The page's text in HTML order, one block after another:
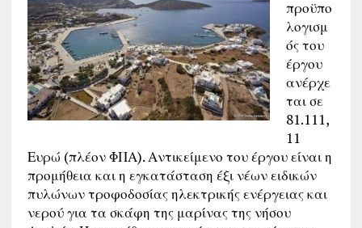
προϋπο
λογισμ
ός του
έργου
ανέρχε
ται σε
81.111,
11
Ευρώ (πλέον ΦΠΑ). Αντικείμενο του έργου είναι η
προμήθεια και η εγκατάσταση έξι νέων ειδικών
πυλώνων τροφοδοσίας ηλεκτρικής ενέργειας και
νερού για τα σκάφη της μαρίνας της νήσου